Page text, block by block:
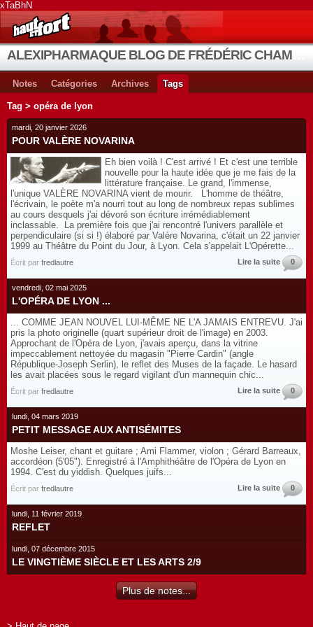
xTaBhN
Notes Catégories Archives Tags
Tag > opéra de lyon
mardi, 20 janvier 2026
POUR VALÈRE NOVARINA
Eh bien voilà ! C'est arrivé ! Et c'est une terrible
nouvelle pour la haute idée que je me fais de la
littérature française. Le grand, l'immense,
l'unique VALÈRE NOVARINA vient de mourir. L'homme de théâtre,
l'écrivain, le poète m'a nourri tout au long de nombreux repas sublimes
au cours desquels j'ai dévoré son écriture irrémédiablement
inclassable. La première fois que j'ai rencontré l'univers parallèle et
perpendiculaire (si si !) élaboré par Valère Novarina, c'était un 22 janvier
1999 au Théâtre du Point du Jour, à Lyon. Cela s'appelait L'Opérette...
Écrit par fredlautre Lire la suite 0
vendredi, 02 mai 2025
L'OPÉRA DE LYON ...
... COMME JEAN NOUVEL LUI-MÊME NE L'A JAMAIS ENTREVU. J'ai
pris la photo originelle (quart supérieur droit de l'image) en 2003.
Approchant de l'Opéra de Lyon, j'avais aperçu, dans la vitrine
impeccablement nettoyée du magasin "Pierre Cardin" (angle
République-Joseph Serlin), le reflet des Muses de la façade. Le hasard
les avait placées sous le regard vigilant d'un mannequin chic...
Écrit par fredlautre Lire la suite 0
lundi, 04 mars 2019
PETIT MESSAGE AUX ANTISÉMITES
Moshe Leiser, chant et guitare ; Ami Flammer, violon ; Gérard Barreaux,
accordéon (5'05"). Enregistré à l'Amphithéâtre de l'Opéra de Lyon en
1994. C'est du yiddish. Quelques juifs...
Écrit par fredlautre Lire la suite 0
lundi, 11 février 2019
REFLET
lundi, 07 décembre 2015
LE VINGTIÈME SIÈCLE ET LES ARTS 2/9
Plus de notes...